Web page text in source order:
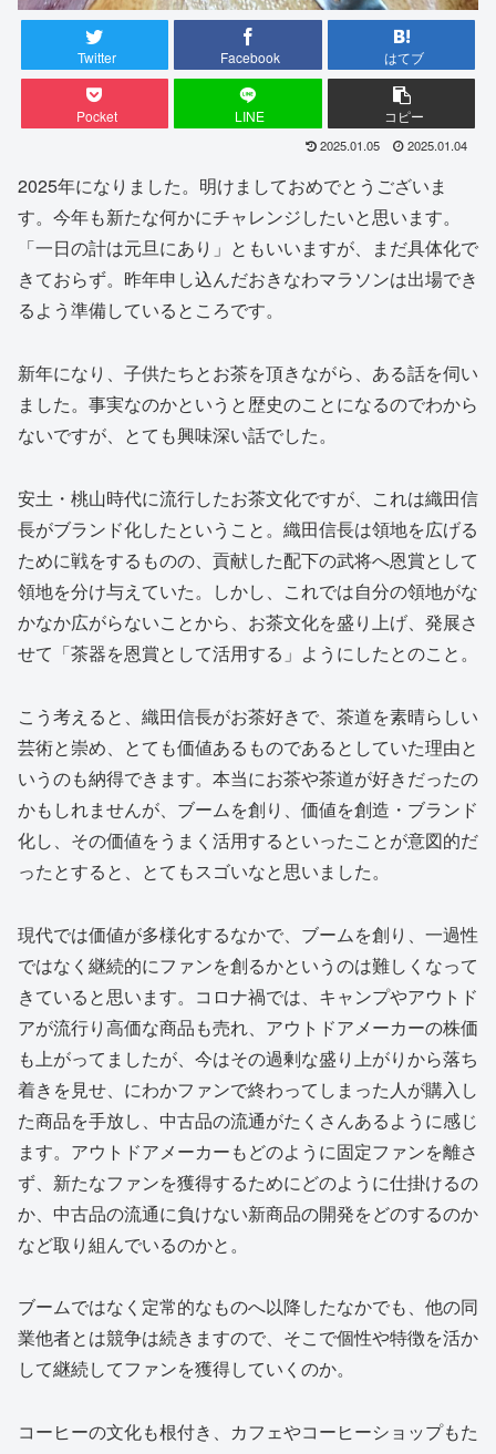
Twitter Facebook はてブ
Pocket LINE コピー
2025.01.05 2025.01.04
2025年になりました。明けましておめでとうございま
す。今年も新たな何かにチャレンジしたいと思います。
「一日の計は元旦にあり」ともいいますが、まだ具体化で
きておらず。昨年申し込んだおきなわマラソンは出場でき
るよう準備しているところです。
新年になり、子供たちとお茶を頂きながら、ある話を伺い
ました。事実なのかというと歴史のことになるのでわから
ないですが、とても興味深い話でした。
安土・桃山時代に流行したお茶文化ですが、これは織田信
長がブランド化したということ。織田信長は領地を広げる
ために戦をするものの、貢献した配下の武将へ恩賞として
領地を分け与えていた。しかし、これでは自分の領地がな
かなか広がらないことから、お茶文化を盛り上げ、発展さ
せて「茶器を恩賞として活用する」ようにしたとのこと。
こう考えると、織田信長がお茶好きで、茶道を素晴らしい
芸術と崇め、とても価値あるものであるとしていた理由と
いうのも納得できます。本当にお茶や茶道が好きだったの
かもしれませんが、ブームを創り、価値を創造・ブランド
化し、その価値をうまく活用するといったことが意図的だ
ったとすると、とてもスゴいなと思いました。
現代では価値が多様化するなかで、ブームを創り、一過性
ではなく継続的にファンを創るかというのは難しくなって
きていると思います。コロナ禍では、キャンプやアウトド
アが流行り高価な商品も売れ、アウトドアメーカーの株価
も上がってましたが、今はその過剰な盛り上がりから落ち
着きを見せ、にわかファンで終わってしまった人が購入し
た商品を手放し、中古品の流通がたくさんあるように感じ
ます。アウトドアメーカーもどのように固定ファンを離さ
ず、新たなファンを獲得するためにどのように仕掛けるの
か、中古品の流通に負けない新商品の開発をどのするのか
など取り組んでいるのかと。
ブームではなく定常的なものへ以降したなかでも、他の同
業他者とは競争は続きますので、そこで個性や特徴を活か
して継続してファンを獲得していくのか。
コーヒーの文化も根付き、カフェやコーヒーショップもた